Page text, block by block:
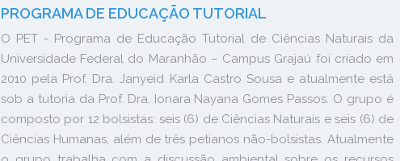
PROGRAMA DE EDUCAÇÃO TUTORIAL
O PET - Programa de Educação Tutorial de Ciências Naturais da
Universidade Federal do Maranhão – Campus Grajaú foi criado em
2010 pela Prof. Dra. Janyeid Karla Castro Sousa e atualmente está
sob a tutoria da Prof. Dra. Ionara Nayana Gomes Passos. O grupo é
composto por 12 bolsistas: seis (6) de Ciências Naturais e seis (6) de
Ciências Humanas, além de três petianos não-bolsistas. Atualmente